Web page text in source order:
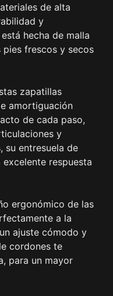
de alta
y
hecha de malla
frescos y secos
zapatillas
amortiguación
de cada paso,
y
su entresuela de
respuesta
ergonómico de las
a la
ajuste cómodo y
cordones te
para un mayor